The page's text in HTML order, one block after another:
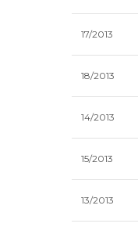
17/2013
18/2013
14/2013
15/2013
13/2013